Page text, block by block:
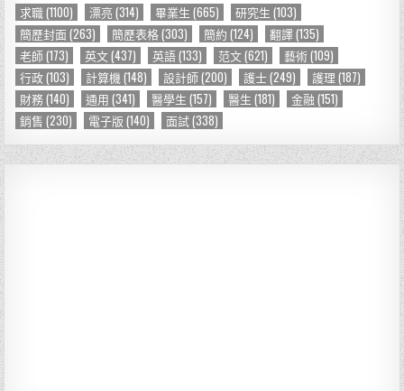
求職(1100) 漂亮 (314) 畢業生 (665) 研究生 (103)
簡歷封面(263) 簡歷表格(303) 簡約 (124) 翻譯(135)
老師(173) 英文(437) 英語(133) 范文(621) 藝術(109)
行政(103) 計算機 (148) 設計師(200) 護士(249) 護理 (187)
財務(140) 通用 (341) 醫學生 (157) 醫生 (181) 金融 (151)
銷售 (230) 電子版 (140) 面試(338)